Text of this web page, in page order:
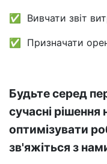
✅ Вивчати звіт
✅ Призначати
Будьте серед
сучасні рішення
оптимізувати
зв'яжіться з